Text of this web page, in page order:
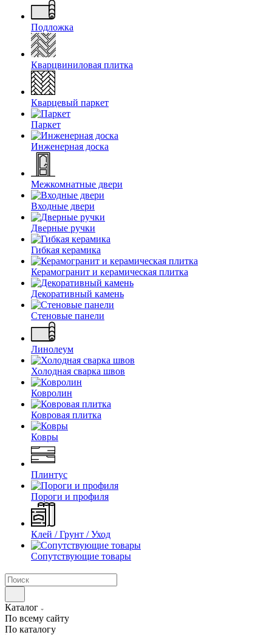
Подложка
Кварцвиниловая плитка
Кварцевый паркет
Паркет
Инженерная доска
Межкомнатные двери
Входные двери
Дверные ручки
Гибкая керамика
Керамогранит и керамическая плитка
Декоративный камень
Стеновые панели
Линолеум
Холодная сварка швов
Ковролин
Ковровая плитка
Ковры
Плинтус
Пороги и профиля
Клей / Грунт / Уход
Сопутствующие товары
Каталог
По всему сайту
По каталогу